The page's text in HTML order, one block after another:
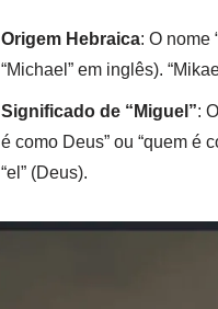
Origem Hebraica: O nome
“Michael” em inglês).
Significado de “Miguel”:
é como Deus” ou “quem é
“el” (Deus).